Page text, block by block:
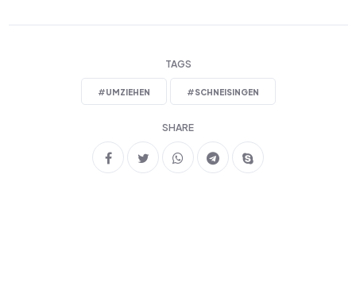
TAGS
#UMZIEHEN #SCHNEISINGEN
SHARE